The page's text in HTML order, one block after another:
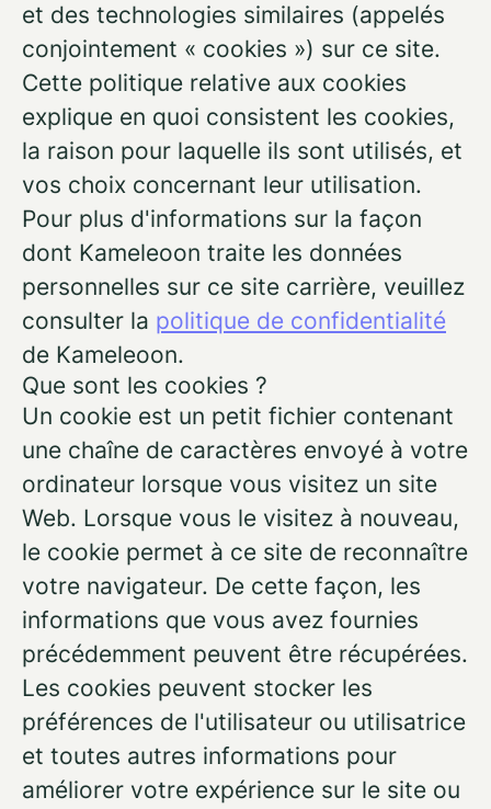
et des technologies similaires (appelés
conjointement « cookies ») sur ce site.
Cette politique relative aux cookies
explique en quoi consistent les cookies,
la raison pour laquelle ils sont utilisés, et
vos choix concernant leur utilisation.
Pour plus d'informations sur la façon
dont Kameleoon traite les données
personnelles sur ce site carrière, veuillez
consulter la politique de confidentialité
de Kameleoon.
Que sont les cookies ?
Un cookie est un petit fichier contenant
une chaîne de caractères envoyé à votre
ordinateur lorsque vous visitez un site
Web. Lorsque vous le visitez à nouveau,
le cookie permet à ce site de reconnaître
votre navigateur. De cette façon, les
informations que vous avez fournies
précédemment peuvent être récupérées.
Les cookies peuvent stocker les
préférences de l'utilisateur ou utilisatrice
et toutes autres informations pour
améliorer votre expérience sur le site ou